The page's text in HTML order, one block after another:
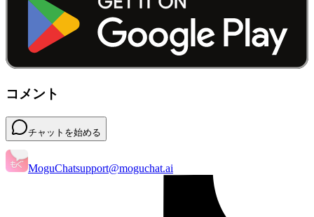
コメント
チャットを始める
MoguChatsupport@moguchat.ai